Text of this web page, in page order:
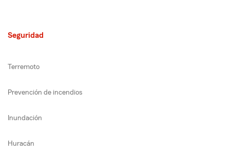
Seguridad
Terremoto
Prevención de incendios
Inundación
Huracán